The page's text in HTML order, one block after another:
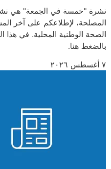
نشرة "خمسة في الجمعة" هي
المصلحة، لإطلاعكم على آخر
بالضغط هنا.
٧ أغسطس ٢٠٢٦